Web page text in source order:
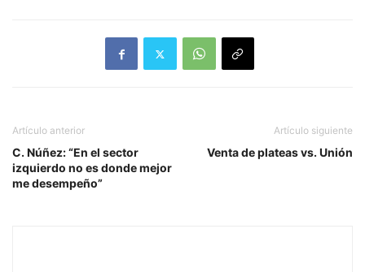
Artículo anterior
C. Núñez: “En el sector
izquierdo no es donde mejor
me desempeño”
Artículo siguiente
Venta de plateas vs. Unión